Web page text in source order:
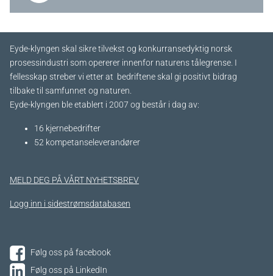
Eyde-klyngen skal sikre tilvekst og konkurransedyktig norsk
prosessindustri som opererer innenfor naturens tålegrense. I
fellesskap streber vi etter at bedriftene skal gi positivt bidrag
tilbake til samfunnet og naturen.
Eyde-klyngen ble etablert i 2007 og består i dag av:
16 kjernebedrifter​
52 kompetanseleverandører
MELD DEG PÅ VÅRT NYHETSBREV
Logg inn i sidestrømsdatabasen
Følg oss på facebook
Følg oss på LinkedIn